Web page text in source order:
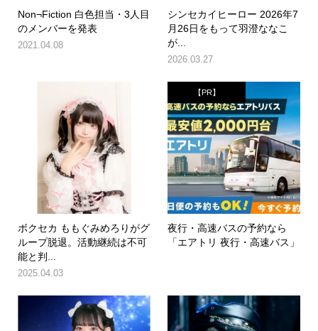
Non¬Fiction 白色担当・3人目
のメンバーを発表
2021.04.08
シンセカイヒーロー 2026年7
月26日をもって羽澄ななこ
が...
2026.03.27
ボクセカ ももぐみめろりがグ
ループ脱退。活動継続は不可
能と判...
2025.04.03
【PR】
夜行・高速バスの予約なら
「エアトリ 夜行・高速バス」